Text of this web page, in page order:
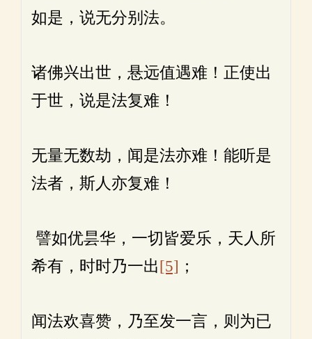
如是，说无分别法。
诸佛兴出世，悬远值遇难！正使出
于世，说是法复难！
无量无数劫，闻是法亦难！能听是
法者，斯人亦复难！
譬如优昙华，一切皆爱乐，天人所
希有，时时乃一出[5] ；
闻法欢喜赞，乃至发一言，则为已